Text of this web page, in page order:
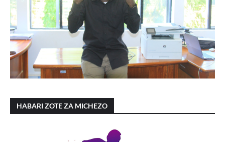
HABARI ZOTE ZA MICHEZO